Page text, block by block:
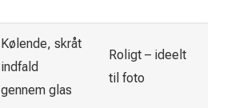
Kølende, skråt
indfald
gennem glas
Roligt – ideelt
til foto